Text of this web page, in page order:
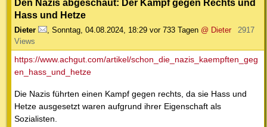
Den Nazis abgeschaut: Der Kampf gegen Rechts und
Hass und Hetze
Dieter Sonntag, 04.08.2024, 18:29 vor 733 Tagen @ Dieter
2917
Views
https://www.achgut.com/artikel/schon_die_nazis_kaempften_geg
en_hass_und_hetze
Die Nazis führten einen Kampf gegen rechts, da sie Hass und
Hetze ausgesetzt waren aufgrund ihrer Eigenschaft als
Sozialisten.